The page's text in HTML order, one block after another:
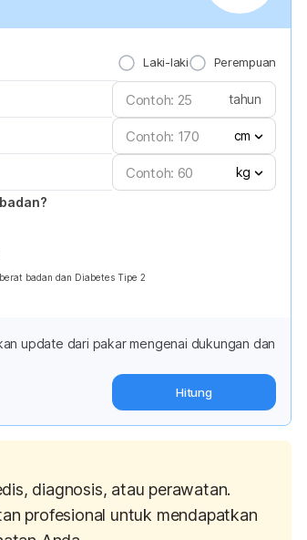
Laki-laki Perempuan
tahun
cm
kg
badan dan Diabetes Tipe 2
update dari pakar mengenai dukungan dan
Hitung
diagnosis, atau perawatan.
profesional untuk mendapatkan